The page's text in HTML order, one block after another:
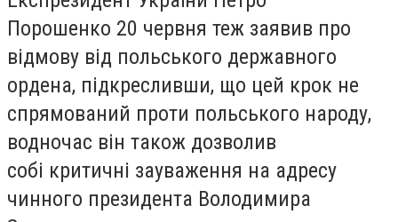
Порошенко 20 червня теж заявив про
відмову від польського державного
ордена, підкресливши, що цей крок не
спрямований проти польського народу,
водночас він також дозволив
собі критичні зауваження на адресу
чинного президента Володимира